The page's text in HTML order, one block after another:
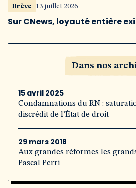
Brève 13 juillet 2026
Sur CNews, loyauté entière
Dans nos
15 avril 2025
Condamnations du RN :
discrédit de l’État de droit
29 mars 2018
Aux grandes réformes les
Pascal Perri